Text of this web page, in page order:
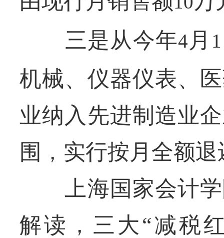
三是从今年4 月 1
机械、仪器仪表、
业纳入先进制造业
围，实行按月全额
上海国家会计学
解读，三大“减税